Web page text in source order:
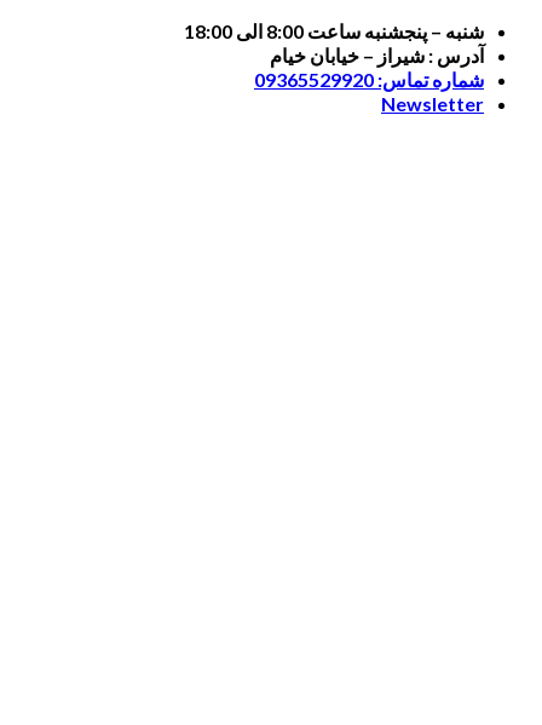
Skip
content
شنبه – پنجشنبه ساعت 8:00 الی 18:00
آدرس : شیراز – خیابان خیام
شماره تماس: 09365529920
Newsletter